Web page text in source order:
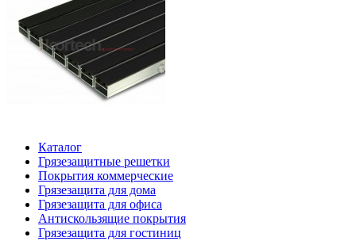
Каталог
Грязезащитные решетки
Покрытия коммерческие
Грязезащита для дома
Грязезащита для офиса
Антискользящие покрытия
Грязезащита для гостиниц